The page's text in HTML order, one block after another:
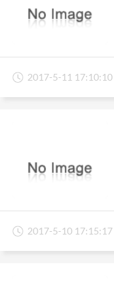
2017-5-11 17:10:10
2017-5-10 17:15:17